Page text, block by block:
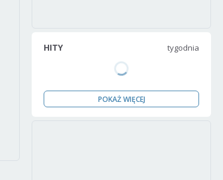
HITY tygodnia
POKAŻ WIĘCEJ